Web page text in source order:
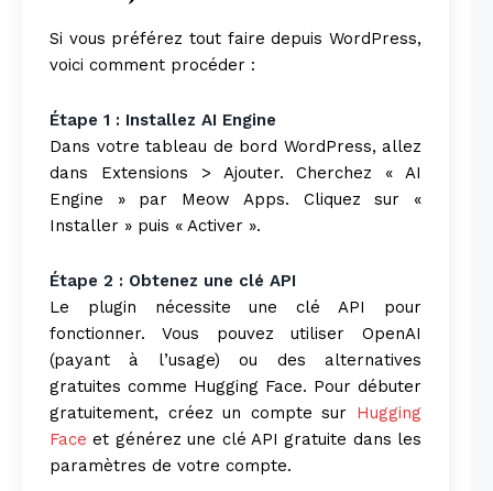
Si vous préférez tout faire depuis WordPress,
voici comment procéder :
Étape 1 : Installez AI Engine
Dans votre tableau de bord WordPress, allez
dans Extensions > Ajouter. Cherchez « AI
Engine » par Meow Apps. Cliquez sur «
Installer » puis « Activer ».
Étape 2 : Obtenez une clé API
Le plugin nécessite une clé API pour
fonctionner. Vous pouvez utiliser OpenAI
(payant à l’usage) ou des alternatives
gratuites comme Hugging Face. Pour débuter
gratuitement, créez un compte sur Hugging
Face et générez une clé API gratuite dans les
paramètres de votre compte.